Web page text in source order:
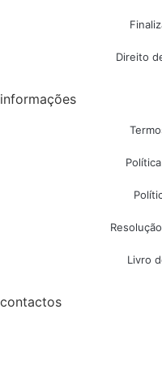
Direito
informações
Livro
contactos